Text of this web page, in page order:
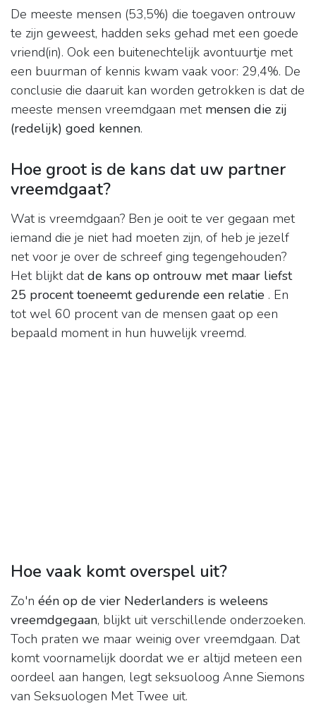
De meeste mensen (53,5%) die toegaven ontrouw
te zijn geweest, hadden seks gehad met een goede
vriend(in). Ook een buitenechtelijk avontuurtje met
een buurman of kennis kwam vaak voor: 29,4%. De
conclusie die daaruit kan worden getrokken is dat de
meeste mensen vreemdgaan met mensen die zij
(redelijk) goed kennen.
Hoe groot is de kans dat uw partner
vreemdgaat?
Wat is vreemdgaan? Ben je ooit te ver gegaan met
iemand die je niet had moeten zijn, of heb je jezelf
net voor je over de schreef ging tegengehouden?
Het blijkt datde kans op ontrouw met maar liefst
25 procent toeneemt gedurende een relatie . En
tot wel 60 procent van de mensen gaat op een
bepaald moment in hun huwelijk vreemd.
Hoe vaak komt overspel uit?
Zo'n één op de vier Nederlanders is weleens
vreemdgegaan, blijkt uit verschillende onderzoeken.
Toch praten we maar weinig over vreemdgaan. Dat
komt voornamelijk doordat we er altijd meteen een
oordeel aan hangen, legt seksuoloog Anne Siemons
van Seksuologen Met Twee uit.